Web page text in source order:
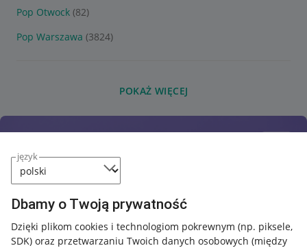
język
Dbamy o Twoją prywatność
Dzięki plikom cookies i technologiom pokrewnym (np. piksele,
SDK) oraz przetwarzaniu Twoich danych osobowych (między
Pop Otwock (82)
Pop Warszawa (3824)
POKAŻ WIĘCEJ